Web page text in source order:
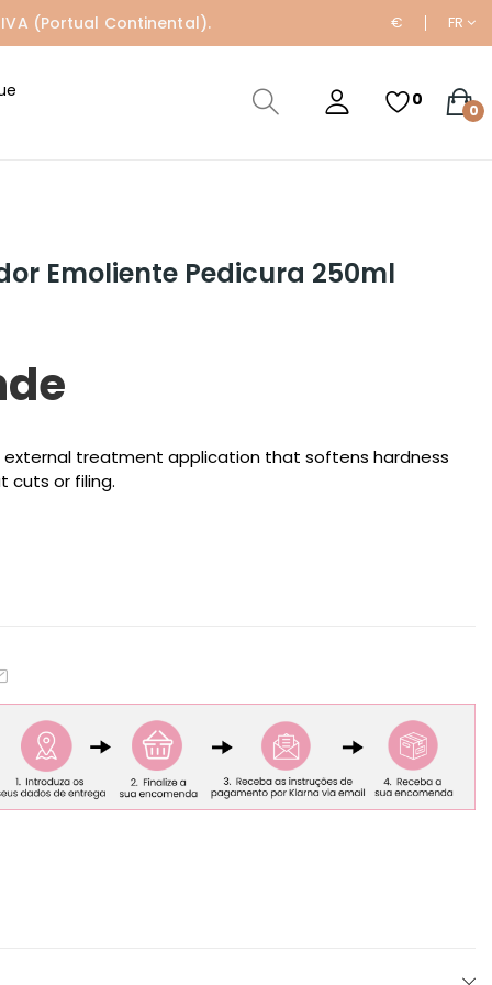
(Portual Continental). € FR
0
0
Emoliente Pedicura 250ml
external treatment application that softens hardness
cuts or filing.